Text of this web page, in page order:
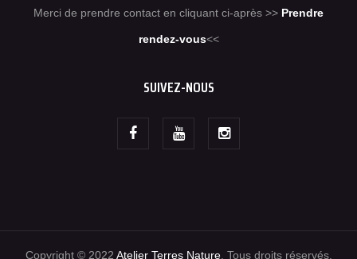
Merci de prendre contact en cliquant ci-après >> Prendre
rendez-vous<<
SUIVEZ-NOUS
Copyright © 2022 Atelier Terres Nature. Tous droits réservés.